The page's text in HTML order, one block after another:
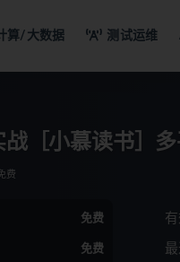
算/大数据 测试运维
［小慕读书］
费
免费
免费